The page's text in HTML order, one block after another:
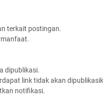
terkait postingan.
dipublikasi.
link tidak akan
notifikasi.